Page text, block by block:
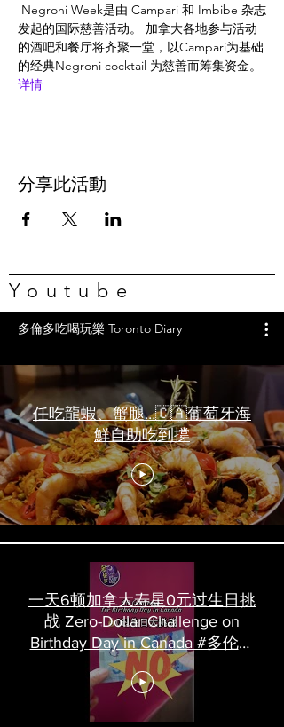
Negroni Week是由 Campari 和 Imbibe 杂志
发起的国际慈善活动。 加拿大各地参与活动
的酒吧和餐厅将齐聚一堂，以Campari为基础
的经典Negroni cocktail 为慈善而筹集资金。
详情
分享此活動
Youtube
多倫多吃喝玩樂 Toronto Diary
任吃龍蝦、蟹腿…🇨🇦葡萄牙海
鮮自助吃到撐
一天6顿加拿大寿星0元过生日挑
战 Zero-Dollar Challenge on
Birthday Day in Canada #多伦多
吃喝玩乐 #多伦多美食
#torontofood